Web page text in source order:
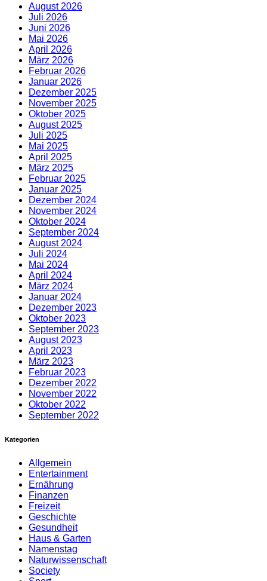
August 2026
Juli 2026
Juni 2026
Mai 2026
April 2026
März 2026
Februar 2026
Januar 2026
Dezember 2025
November 2025
Oktober 2025
August 2025
Juli 2025
Mai 2025
April 2025
März 2025
Februar 2025
Januar 2025
Dezember 2024
November 2024
Oktober 2024
September 2024
August 2024
Juli 2024
Mai 2024
April 2024
März 2024
Januar 2024
Dezember 2023
Oktober 2023
September 2023
August 2023
April 2023
März 2023
Februar 2023
Dezember 2022
November 2022
Oktober 2022
September 2022
Kategorien
Allgemein
Entertainment
Ernährung
Finanzen
Freizeit
Geschichte
Gesundheit
Haus & Garten
Namenstag
Naturwissenschaft
Society